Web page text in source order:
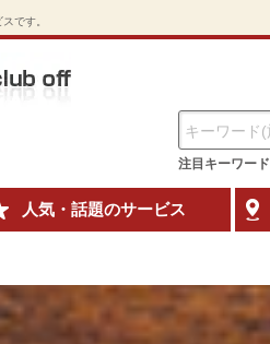
です。
注目キーワード
人気・話題のサービス